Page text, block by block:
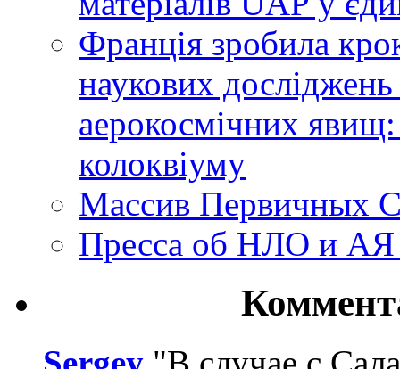
Франція зробила
наукових
аерокосмічних
колоквіуму
Массив Первичных
Пресса об НЛО и